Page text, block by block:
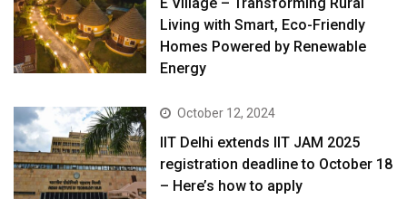
Living with Smart, Eco-Friendly
Homes Powered by Renewable
Energy
October 12, 2024
IIT Delhi extends IIT JAM 2025
registration deadline to October 18
– Here’s how to apply